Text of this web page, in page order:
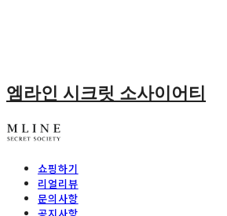
엠라인 시크릿 소사이어티
쇼핑하기
리얼리뷰
문의사항
공지사항